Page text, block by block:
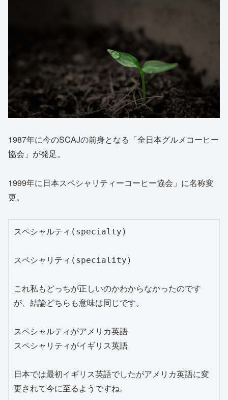
1987年に今のSCAJの前身となる「全日本グルメコーヒー
協会」が発足。
1999年に日本スペシャリティーコーヒー協会」に名称変
更。
スペシャルティ(specialty)
スペシャリティ(speciality)
これ私もどっちが正しいのかわからなかったのです
が、結論どちらも意味は同じです。
スペシャルティがアメリカ英語
スペシャリティがイギリス英語
日本では最初イギリス英語でしたがアメリカ英語に変
更されて今に至るようですね。